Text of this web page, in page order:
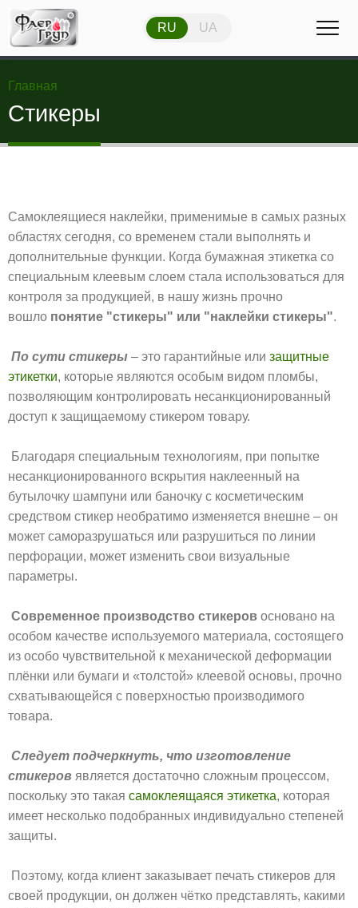
RU UA RU UA
Главная
Стикеры
Самоклеящиеся наклейки, применимые в самых разных
областях сегодня, со временем стали выполнять и
дополнительные функции. Когда бумажная этикетка со
специальным клеевым слоем стала использоваться для
контроля за продукцией, в нашу жизнь прочно
вошло понятие "стикеры" или "наклейки стикеры".
По сути стикеры – это гарантийные или защитные
этикетки, которые являются особым видом пломбы,
позволяющим контролировать несанкционированный
доступ к защищаемому стикером товару.
Благодаря специальным технологиям, при попытке
несанкционированного вскрытия наклеенный на
бутылочку шампуни или баночку с косметическим
средством стикер необратимо изменяется внешне – он
может саморазрушаться или разрушиться по линии
перфорации, может изменить свои визуальные
параметры.
Современное производство стикеров основано на
особом качестве используемого материала, состоящего
из особо чувствительной к механической деформации
плёнки или бумаги и «толстой» клеевой основы, прочно
схватывающейся с поверхностью производимого
товара.
Следует подчеркнуть, что изготовление
стикеров является достаточно сложным процессом,
поскольку это такая самоклеящаяся этикетка, которая
имеет несколько подобранных индивидуально степеней
защиты.
Поэтому, когда клиент заказывает печать стикеров для
своей продукции, он должен чётко представлять, какими